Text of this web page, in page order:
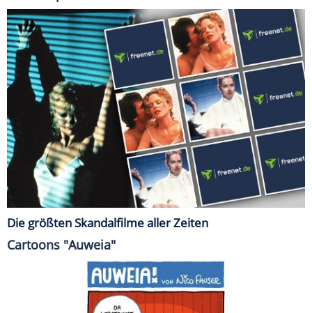
Die größten Skandalfilme aller Zeiten
Cartoons "Auweia"